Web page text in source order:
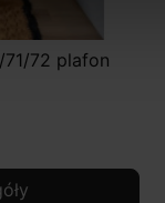
71/72 plafon